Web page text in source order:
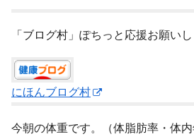
「ブログ村」ぽちっと応援お願い
にほんブログ村
今朝の体重です。（体脂肪率・体